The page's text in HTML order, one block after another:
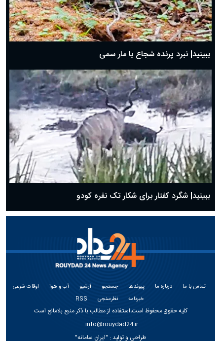
ببینید| نبرد پرنده شجاع با مار سمی
ببینید| شگرد کفتار برای شکار تک نفره کودو
تماس با ما درباره ما پیوندها جستجو آرشیو آب و هوا
اوقات شرعی
خبرنامه
نظرسنجی RSS
کلیه حقوق محفوظ است،استفاده از مطالب با ذکر منبع بلامانع است
info@rouydad24.ir
طراحی و تولید : "ایران سامانه"